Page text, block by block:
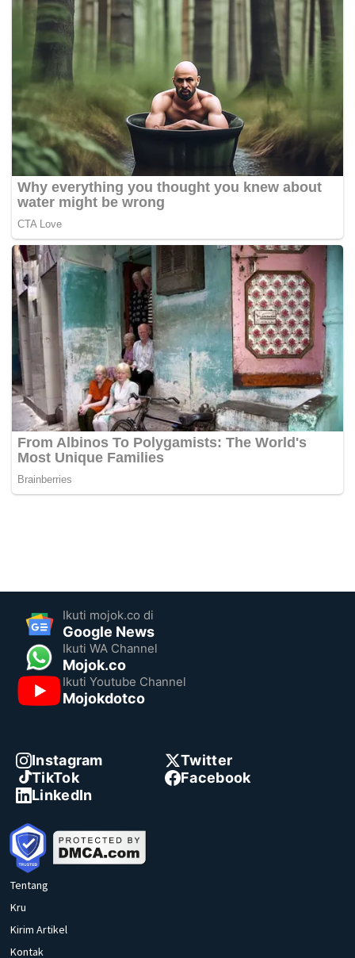
Ikuti mojok.co di
Google News
Ikuti WA Channel
Mojok.co
Ikuti Youtube Channel
Mojokdotco
Instagram
Twitter
TikTok
Facebook
LinkedIn
Tentang
Kru
Kirim Artikel
Kontak